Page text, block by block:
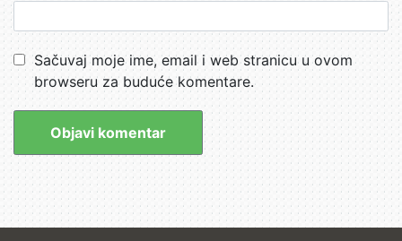
Sačuvaj moje ime, email i web stranicu u ovom
browseru za buduće komentare.